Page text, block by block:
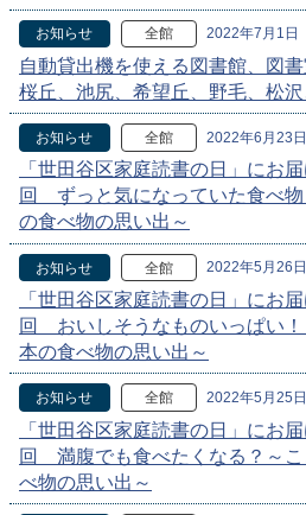
お知らせ 全館 2022年7月1日
自動貸出機を使える図書館、図
桜丘、池尻、希望丘、野毛、松
お知らせ 全館 2022年6月23日
「世田谷区家庭読書の日」にお
回 ずっと気になっていた食べ
の食べ物の思い出～
お知らせ 全館 2022年5月26日
「世田谷区家庭読書の日」にお
回 おいしそうなものいっぱい
本の食べ物の思い出～
お知らせ 全館 2022年5月25日
「世田谷区家庭読書の日」にお
回 満腹でも食べたくなる？～
べ物の思い出～